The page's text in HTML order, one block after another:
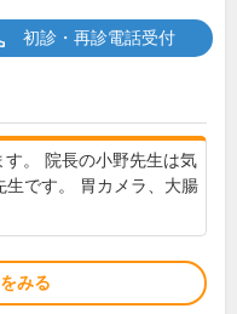
初診・再診電話受付
。 院長の小野先生は気
生です。 胃カメラ、大腸
みる